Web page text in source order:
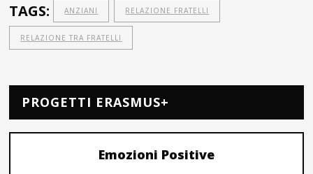
TAGS: ANZIANI RELAZIONE FRATELLI
RELAZIONE TRA FRATELLI
PROGETTI ERASMUS+
Emozioni Positive